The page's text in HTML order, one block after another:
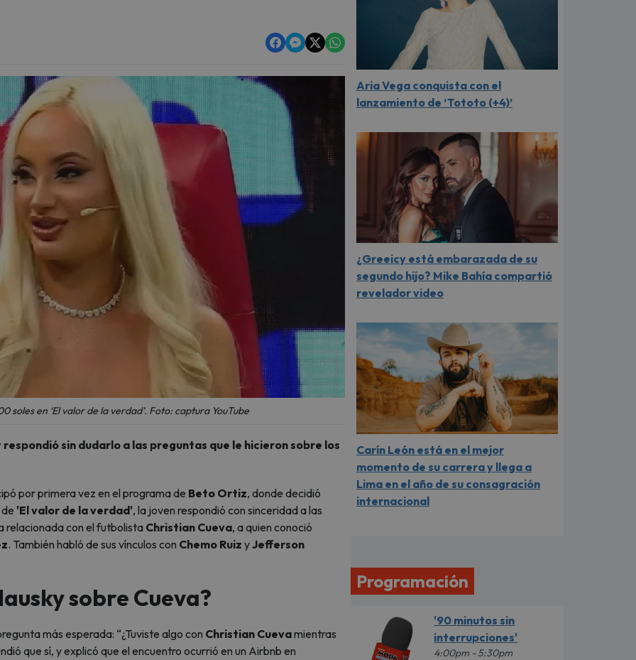
soles en ‘El valor de la verdad’. Foto: captura YouTube
sin dudarlo a las preguntas que le hicieron sobre los
por primera vez en el programa de Beto Ortiz, donde decidió
'El valor de la verdad', la joven respondió con sinceridad a las
relacionada con el futbolista Christian Cueva, a quien conoció
. También habló de sus vínculos con Chemo Ruiz yJefferson
sobre Cueva?
más esperada: “¿Tuviste algo con Christian Cuevamientras
que sí, y explicó que el encuentro ocurrió en un Airbnb en
Aria Vega conquista con el
lanzamiento de ‘Tototo (+4)’
¿Greeicy está embarazada de su
segundo hijo? Mike Bahía compartió
revelador video
Carín León está en el mejor
momento de su carrera y llega a
Lima en el año de su consagración
internacional
Programación
'90 minutos sin
interrupciones'
4:00pm - 5:30pm